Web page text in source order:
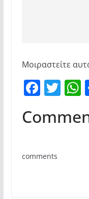
Μοιραστείτε
F
c
b
T
itt
comments